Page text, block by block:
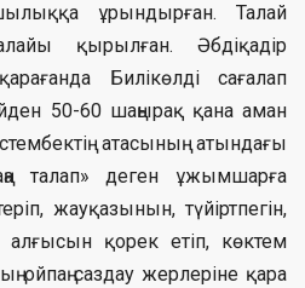
ұрындырған. Талай
қырылған. Әбдіқадір
Билікөлді сағалап
50-60 шаңырақ қана аман
атасының атындағы
талап» деген ұжымшарға
жауқазынын, түйіртпегін,
алғысын қорек етіп, көктем
ойпаң саздау жерлеріне қара